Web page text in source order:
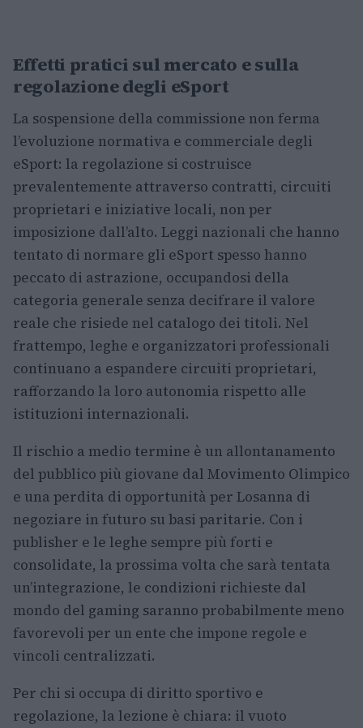
Effetti pratici sul mercato e sulla
regolazione degli eSport
La sospensione della commissione non ferma
l’evoluzione normativa e commerciale degli
eSport: la regolazione si costruisce
prevalentemente attraverso contratti, circuiti
proprietari e iniziative locali, non per
imposizione dall’alto. Leggi nazionali che hanno
tentato di normare gli eSport spesso hanno
peccato di astrazione, occupandosi della
categoria generale senza decifrare il valore
reale che risiede nel catalogo dei titoli. Nel
frattempo, leghe e organizzatori professionali
continuano a espandere circuiti proprietari,
rafforzando la loro autonomia rispetto alle
istituzioni internazionali.
Il rischio a medio termine è un allontanamento
del pubblico più giovane dal Movimento Olimpico
e una perdita di opportunità per Losanna di
negoziare in futuro su basi paritarie. Con i
publisher e le leghe sempre più forti e
consolidate, la prossima volta che sarà tentata
un’integrazione, le condizioni richieste dal
mondo del gaming saranno probabilmente meno
favorevoli per un ente che impone regole e
vincoli centralizzati.
Per chi si occupa di diritto sportivo e
regolazione, la lezione è chiara: il vuoto